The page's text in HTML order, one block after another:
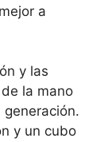
a
y las
la mano
y un cubo